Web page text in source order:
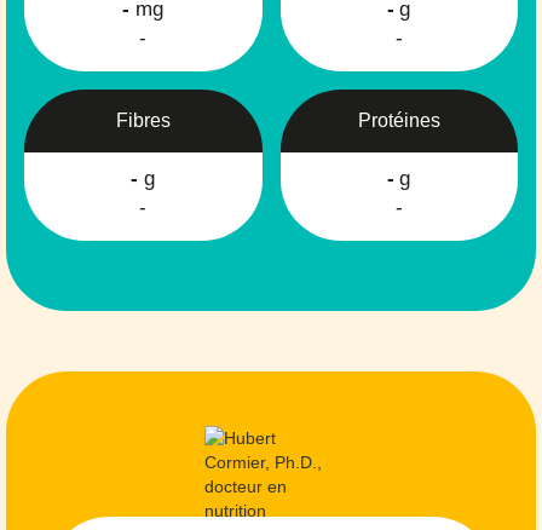
- mg
-
- g
-
Fibres
- g
-
Protéines
- g
-